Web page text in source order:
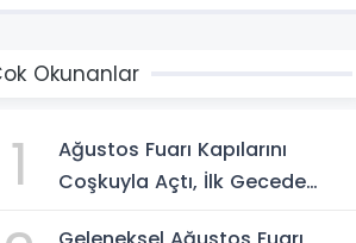
Okunanlar
1
Ağustos Fuarı Kapılarını
Coşkuyla Açtı, İlk Gecede